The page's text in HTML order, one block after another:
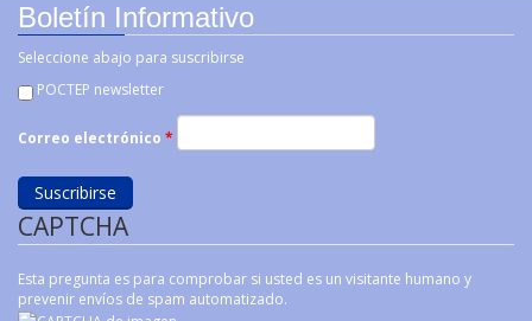
Boletín Informativo
Seleccione abajo para suscribirse
POCTEP newsletter
Correo electrónico *
CAPTCHA
Esta pregunta es para comprobar si usted es un visitante humano y
prevenir envíos de spam automatizado.